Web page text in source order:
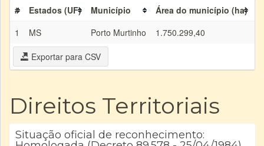
# Estados (UF) Município Área do município (ha)
1
MS Porto Murtinho 1.750.299,40
Exportar para CSV
Direitos Territoriais
Situação oficial de reconhecimento: